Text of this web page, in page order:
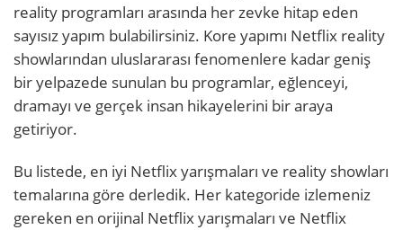
reality programları arasında her zevke hitap eden
sayısız yapım bulabilirsiniz. Kore yapımı Netflix reality
showlarından uluslararası fenomenlere kadar geniş
bir yelpazede sunulan bu programlar, eğlenceyi,
dramayı ve gerçek insan hikayelerini bir araya
getiriyor.
Bu listede, en iyi Netflix yarışmaları ve reality showları
temalarına göre derledik. Her kategoride izlemeniz
gereken en orijinal Netflix yarışmaları ve Netflix